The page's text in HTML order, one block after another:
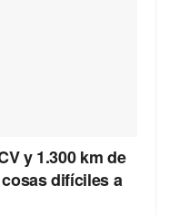
y 1.300 km de
difíciles a